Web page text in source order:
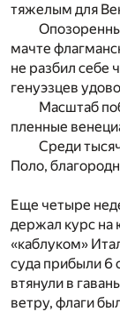
тяжелым для
мачте
не разбил себе
генуэзцев
Масштаб
пленные
Среди
Поло,
Еще четыре
держал курс на
«каблуком»
суда прибыли 6
втянули в
ветру, флаги